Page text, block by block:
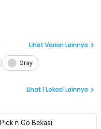
Lihat Varian Lainnya
Gray
Lihat 1Lokasi Lainnya
Pick n Go Bekasi